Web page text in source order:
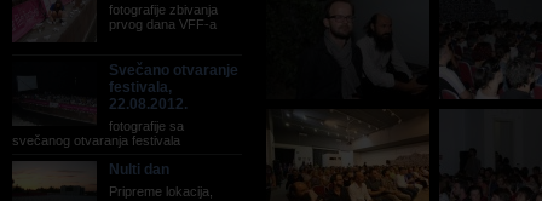
fotografije zbivanja
prvog dana VFF-a
Svečano otvaranje
festivala,
22.08.2012.
fotografije sa
svečanog otvaranja festivala
Nulti dan
Pripreme lokacija,